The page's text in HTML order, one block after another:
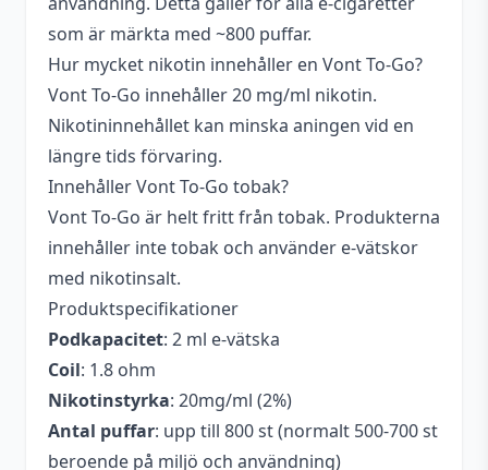
som är märkta med ~800 puffar.
Hur mycket nikotin innehåller en Vont To-Go?
Vont To-Go innehåller 20 mg/ml nikotin.
Nikotininnehållet kan minska aningen vid en
längre tids förvaring.
Innehåller Vont To-Go tobak?
Vont To-Go är helt fritt från tobak. Produkterna
innehåller inte tobak och använder e-vätskor
med nikotinsalt.
Produktspecifikationer
Podkapacitet: 2 ml e-vätska
Coil: 1.8 ohm
Nikotinstyrka: 20mg/ml (2%)
Antal puffar: upp till 800 st (normalt 500-700 st
beroende på miljö och användning)